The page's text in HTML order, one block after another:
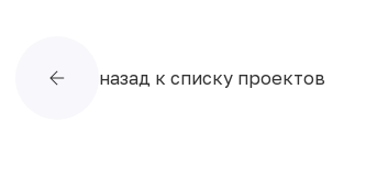
назад к списку проектов